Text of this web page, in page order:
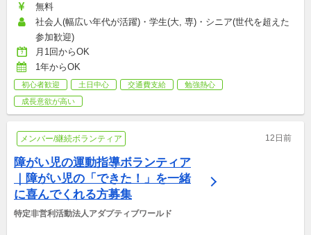
無料
社会人(幅広い年代が活躍)・学生(大, 専)・シニア(世代を超えた
参加歓迎)
月1回からOK
1年からOK
初心者歓迎 土日中心 交通費支給
勉強熱心
成長意欲が高い
メンバー/継続ボランティア 12日前
障がい児の運動指導ボランティア
｜障がい児の「できた！」を一緒
に喜んでくれる方募集
特定非営利活動法人アダプティブワールド